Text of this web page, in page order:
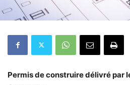
Permis de construire délivré par